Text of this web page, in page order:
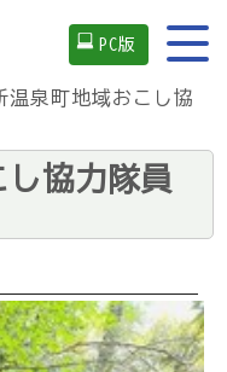
PC版
温泉町地域おこし協
し協力隊員